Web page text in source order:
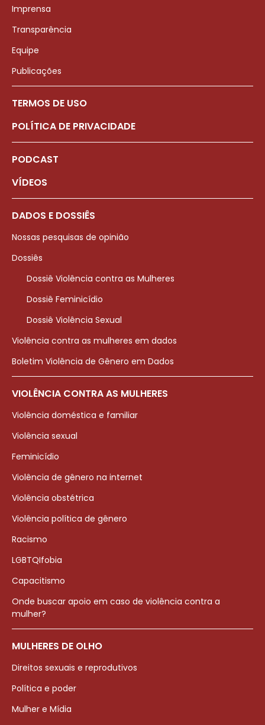
Imprensa
Transparência
Equipe
Publicações
TERMOS DE USO
POLÍTICA DE PRIVACIDADE
PODCAST
VÍDEOS
DADOS E DOSSIÊS
Nossas pesquisas de opinião
Dossiês
Dossiê Violência contra as Mulheres
Dossiê Feminicídio
Dossiê Violência Sexual
Violência contra as mulheres em dados
Boletim Violência de Gênero em Dados
VIOLÊNCIA CONTRA AS MULHERES
Violência doméstica e familiar
Violência sexual
Feminicídio
Violência de gênero na internet
Violência obstétrica
Violência política de gênero
Racismo
LGBTQIfobia
Capacitismo
Onde buscar apoio em caso de violência contra a
mulher?
MULHERES DE OLHO
Direitos sexuais e reprodutivos
Política e poder
Mulher e Mídia